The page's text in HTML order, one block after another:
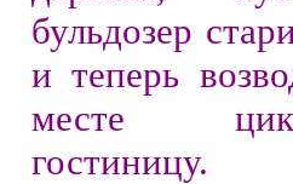
бульдозер
и теперь
месте
гостиницу.